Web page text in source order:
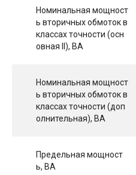
Номинальная мощност
ь вторичных обмоток в
классах точности (осн
овная II), ВА
Номинальная мощност
ь вторичных обмоток в
классах точности (доп
олнительная), ВА
Предельная мощност
ь, ВА